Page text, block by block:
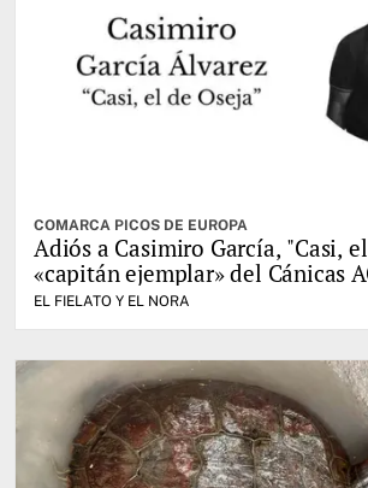
COMARCA PICOS DE EUROPA
Adiós a Casimiro García, "Casi,
«capitán ejemplar» del Cánicas
EL FIELATO Y EL NORA